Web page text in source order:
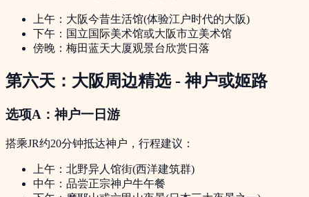
上午：大阪今昔生活馆(体验江户时代的大阪)
下午：国立国际美术馆或大阪市立美术馆
傍晚：梅田蓝天大厦观景台欣赏日落
第六天：大阪周边精选 - 神户或姬路
选项A：神户一日游
搭乘JR约20分钟抵达神户，行程建议：
上午：北野异人馆街(西洋建筑群)
中午：品尝正宗神户牛午餐